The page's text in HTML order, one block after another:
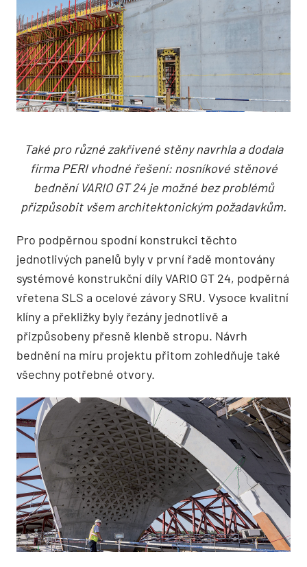
Také pro různé zakřivené stěny navrhla a dodala
firma PERI vhodné řešení: nosníkové stěnové
bednění VARIO GT 24 je možné bez problémů
přizpůsobit všem architektonickým požadavkům.
Pro podpěrnou spodní konstrukci těchto
jednotlivých panelů byly v první řadě montovány
systémové konstrukční díly VARIO GT 24, podpěrná
vřetena SLS a ocelové závory SRU. Vysoce kvalitní
klíny a překližky byly řezány jednotlivě a
přizpůsobeny přesně klenbě stropu. Návrh
bednění na míru projektu přitom zohledňuje také
všechny potřebné otvory.